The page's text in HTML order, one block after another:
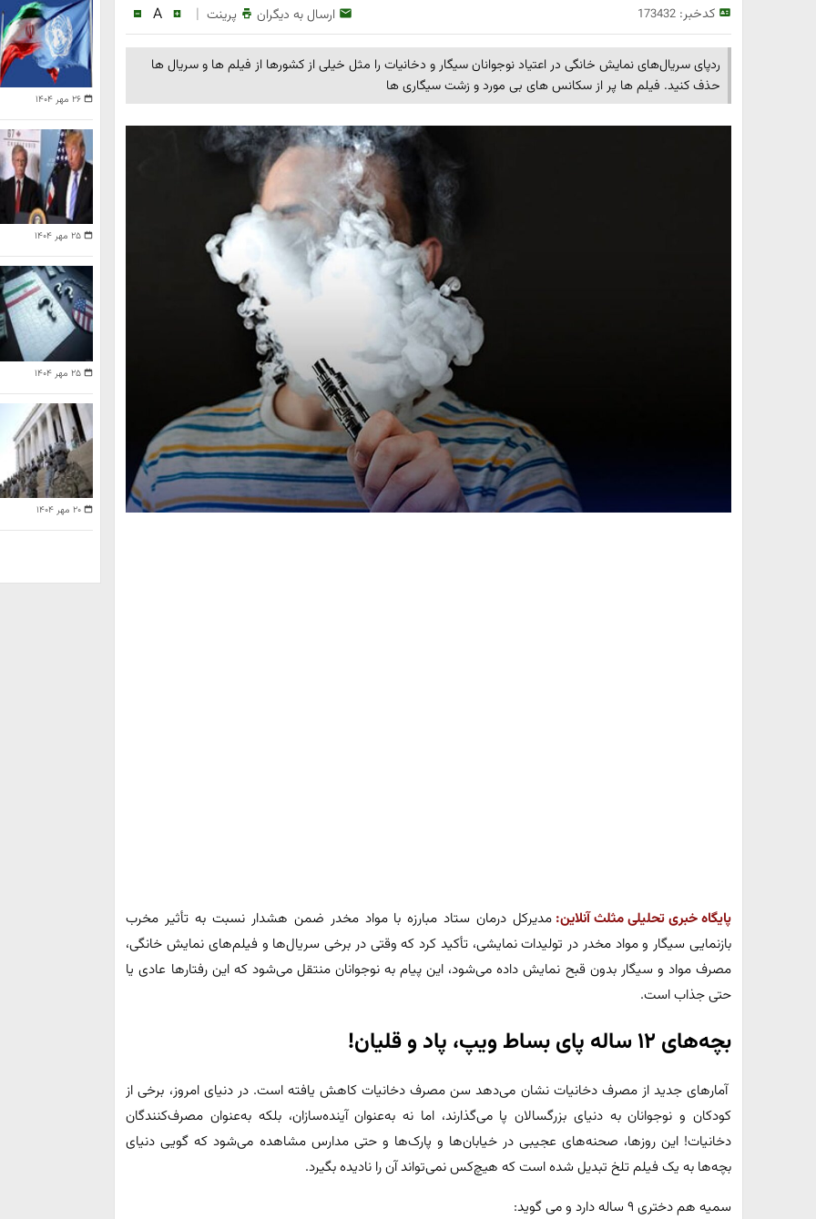
کدخبر:173432 ارسال به دیگران پرینت |
A
ردپای سریال‌های نمایش خانگی در اعتیاد نوجوانان سیگار و دخانیات را مثل خیلی از کشورها از فیلم ها و سریال ها
حذف کنید. فیلم ها پر از سکانس های بی مورد و زشت سیگاری ها
پایگاه خبری تحلیلی مثلث آنلاین: مدیرکل درمان ستاد مبارزه با مواد مخدر ضمن هشدار نسبت به تأثیر مخرب
بازنمایی سیگار و مواد مخدر در تولیدات نمایشی، تأکید کرد که وقتی در برخی سریال‌ها و فیلم‌های نمایش خانگی،
مصرف مواد و سیگار بدون قبح نمایش داده می‌شود، این پیام به نوجوانان منتقل می‌شود که این رفتارها عادی یا
حتی جذاب است.
بچه‌های ۱۲ ساله پای بساط ویپ‌، پاد‌ و قلیان!
آمارهای جدید از مصرف دخانیات نشان می‌دهد سن مصرف دخانیات کاهش یافته است. در دنیای امروز، برخی از
کودکان و نوجوانان به دنیای بزرگسالان پا می‌گذارند، اما نه به‌عنوان آینده‌سازان، بلکه به‌عنوان مصرف‌کنندگان
دخانیات! این روزها، صحنه‌های عجیبی در خیابان‌ها و پارک‌ها و حتی مدارس مشاهده می‌شود که گویی دنیای
بچه‌ها به یک فیلم تلخ تبدیل شده است که هیچ‌کس نمی‌تواند آن را نادیده بگیرد.
سمیه هم دختری ۹ ساله دارد و می گوید:
۲۶ مهر ۱۴۰۴
۲۵ مهر ۱۴۰۴
۲۵ مهر ۱۴۰۴
۲۰ مهر ۱۴۰۴